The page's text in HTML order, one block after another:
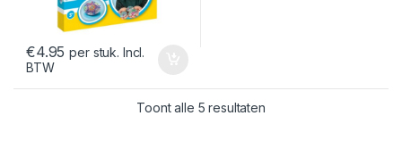
€4.95 per stuk. Incl.
BTW
Toont alle 5 resultatenGesorteerd op